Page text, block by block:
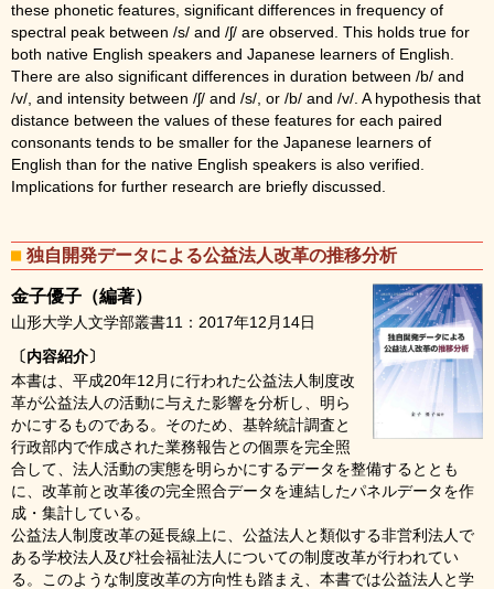
these phonetic features, significant differences in frequency of
spectral peak between /s/ and /ʃ/ are observed. This holds true for
both native English speakers and Japanese learners of English.
There are also significant differences in duration between /b/ and
/v/, and intensity between /ʃ/ and /s/, or /b/ and /v/. A hypothesis that
distance between the values of these features for each paired
consonants tends to be smaller for the Japanese learners of
English than for the native English speakers is also verified.
Implications for further research are briefly discussed.
独自開発データによる公益法人改革の推移分析
金子優子（編著）
山形大学人文学部叢書11：2017年12月14日
〔内容紹介〕
本書は、平成20年12月に行われた公益法人制度改
革が公益法人の活動に与えた影響を分析し、明ら
かにするものである。そのため、基幹統計調査と
行政部内で作成された業務報告との個票を完全照
合して、法人活動の実態を明らかにするデータを整備するととも
に、改革前と改革後の完全照合データを連結したパネルデータを作
成・集計している。
公益法人制度改革の延長線上に、公益法人と類似する非営利法人で
ある学校法人及び社会福祉法人についての制度改革が行われてい
る。このような制度改革の方向性も踏まえ、本書では公益法人と学